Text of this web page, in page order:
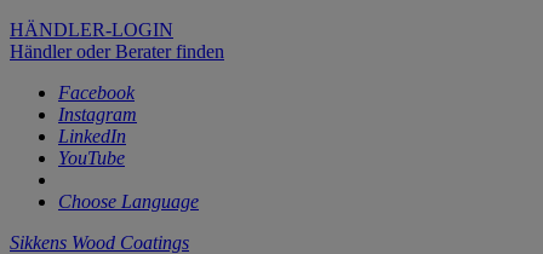
HÄNDLER-LOGIN
Händler oder Berater finden
Facebook
Instagram
LinkedIn
YouTube
Choose Language
Sikkens Wood Coatings